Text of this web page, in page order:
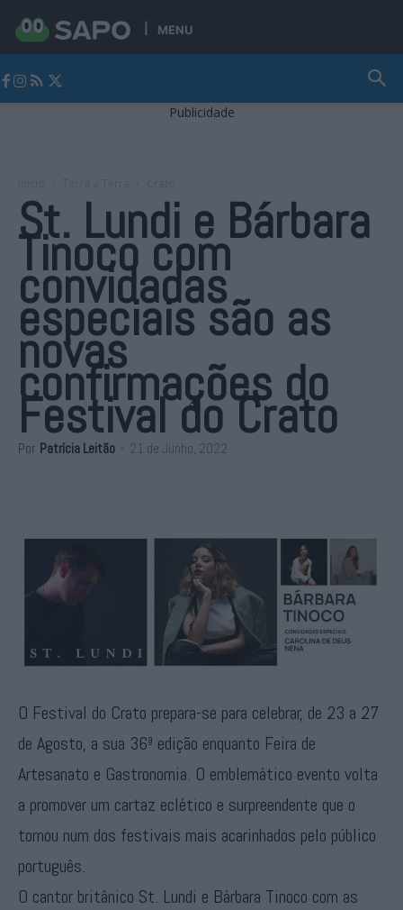
MENU
Publicidade
St. Lundi e Bárbara
Tinoco com
convidadas
especiais são as
novas
confirmações do
Festival do Crato
Por Patrícia Leitão - 21 de Junho, 2022
O Festival do Crato prepara-se para celebrar, de 23 a 27
de Agosto, a sua 36ª edição enquanto Feira de
Artesanato e Gastronomia. O emblemático evento volta
a promover um cartaz eclético e surpreendente que o
tornou num dos festivais mais acarinhados pelo público
português.
O cantor britânico St. Lundi e Bárbara Tinoco com as